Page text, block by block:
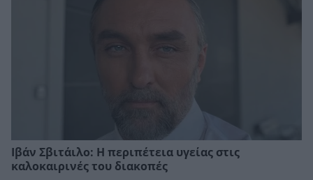
Ιβάν Σβιτάιλο: Η περιπέτεια υγείας στις
καλοκαιρινές του διακοπές